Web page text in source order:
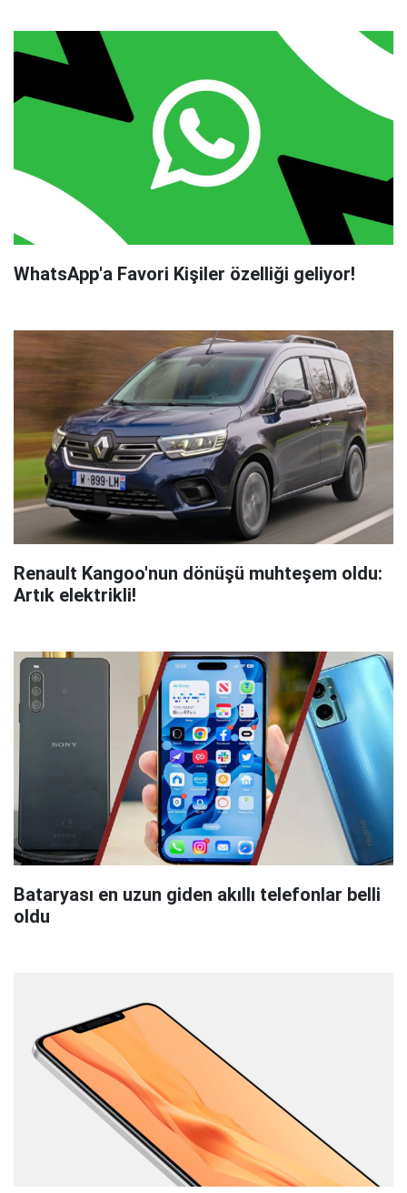
WhatsApp'a Favori Kişiler özelliği geliyor!
Renault Kangoo'nun dönüşü muhteşem oldu:
Artık elektrikli!
Bataryası en uzun giden akıllı telefonlar belli
oldu